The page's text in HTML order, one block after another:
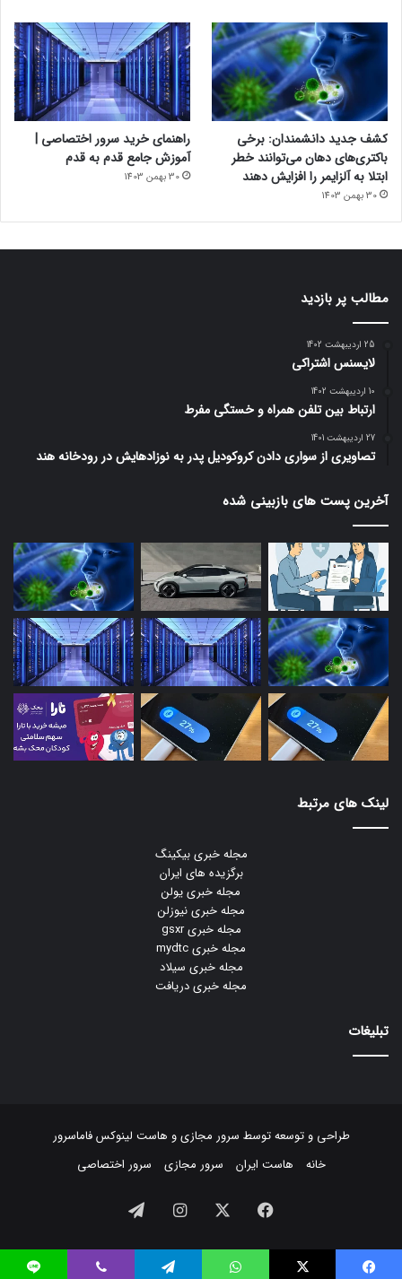
کشف جدید دانشمندان: برخی
باکتری‌های دهان می‌توانند خطر
ابتلا به آلزایمر را افزایش دهند
30 بهمن 1403
راهنمای خرید سرور اختصاصی |
آموزش جامع قدم به قدم
30 بهمن 1403
مطالب پر بازدید
25 اردیبهشت 1402
لایسنس اشتراکی
10 اردیبهشت 1402
ارتباط بین تلفن همراه و خستگی مفرط
27 اردیبهشت 1401
تصاویری از سواری دادن کروکودیل پدر به نوزادهایش در رودخانه هند
آخرین پست های بازبینی شده
لینک های مرتبط
مجله خبری بیکینگ
برگزیده های ایران
مجله خبری یولن
مجله خبری نیوزلن
مجله خبری gsxr
مجله خبری mydtc
مجله خبری سیلاد
مجله خبری دریافت
تبلیغات
طراحی و توسعه توسط سرور مجازیو هاست لینوکسفاماسرور
خانه
هاست ایران سرور مجازی سرور اختصاصی
فیسبوک ایکس اینستاگرام